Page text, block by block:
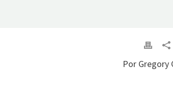
Por Gregory